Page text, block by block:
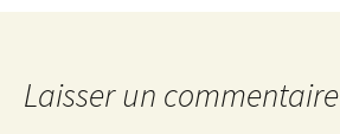
Laisser un commentaire